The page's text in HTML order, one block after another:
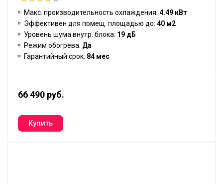
Макс. производительность охлаждения: 4.49 кВт
Эффективен для помещ. площадью до: 40 м2
Уровень шума внутр. блока: 19 дБ
Режим обогрева: Да
Гарантийный срок: 84 мес
66 490 руб.